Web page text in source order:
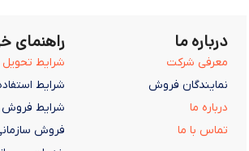
درباره ما
معرفی شرکت
نمایندگان فروش
درباره ما
تماس با ما
راهنمای
شرایط تحویل
شرایط
شرایط فروش
فروش